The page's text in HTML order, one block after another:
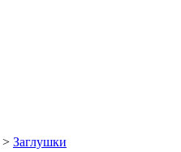
> Заглушки